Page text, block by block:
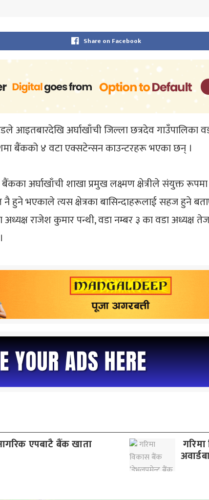
Share on Facebook
आइतबारदेखि अर्घाखाँची जिल्ला छत्रदेव गाउँपालिका
बैंकको ४ वटा एक्सटेन्सन काउन्टरहरू भएका छन् ।
बैंकका अर्घाखाँची शाखा प्रमुख लक्ष्मण क्षेत्रीले संयुक्त
हुने भएकाले त्यस क्षेत्रका बासिन्दाहरूलाई सहज हुने
अध्यक्ष राजेश कुमार पन्थी, वडा नम्बर ३ का वडा अध्यक्ष
एपबाटै बैंक खाता